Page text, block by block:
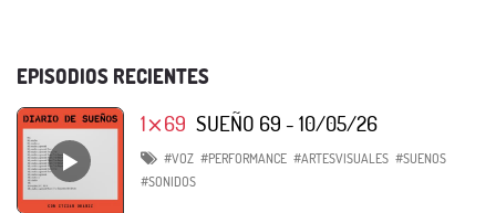
EPISODIOS RECIENTES
1⨯69 SUEÑO 69 - 10/05/26
#VOZ #PERFORMANCE #ARTESVISUALES #SUENOS
#SONIDOS